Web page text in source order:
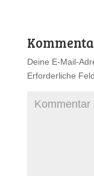
Deine E-Mail-
Erforderliche